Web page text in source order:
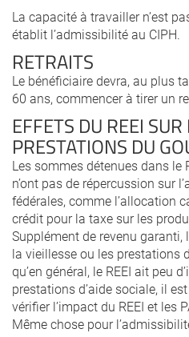
La capacité à travailler n’est
établit l’admissibilité au CIPH.
RETRAITS
Le bénéficiaire devra, au plus
60 ans, commencer à tirer un
EFFETS DU REEI
PRESTATIONS DU
Les sommes détenues dans le
n’ont pas de répercussion sur
fédérales, comme l’allocation
crédit pour la taxe sur les
Supplément de revenu garanti,
la vieillesse ou les prestations
qu’en général, le REEI ait peu
prestations d’aide sociale, il
vérifier l’impact du REEI et les
Même chose pour